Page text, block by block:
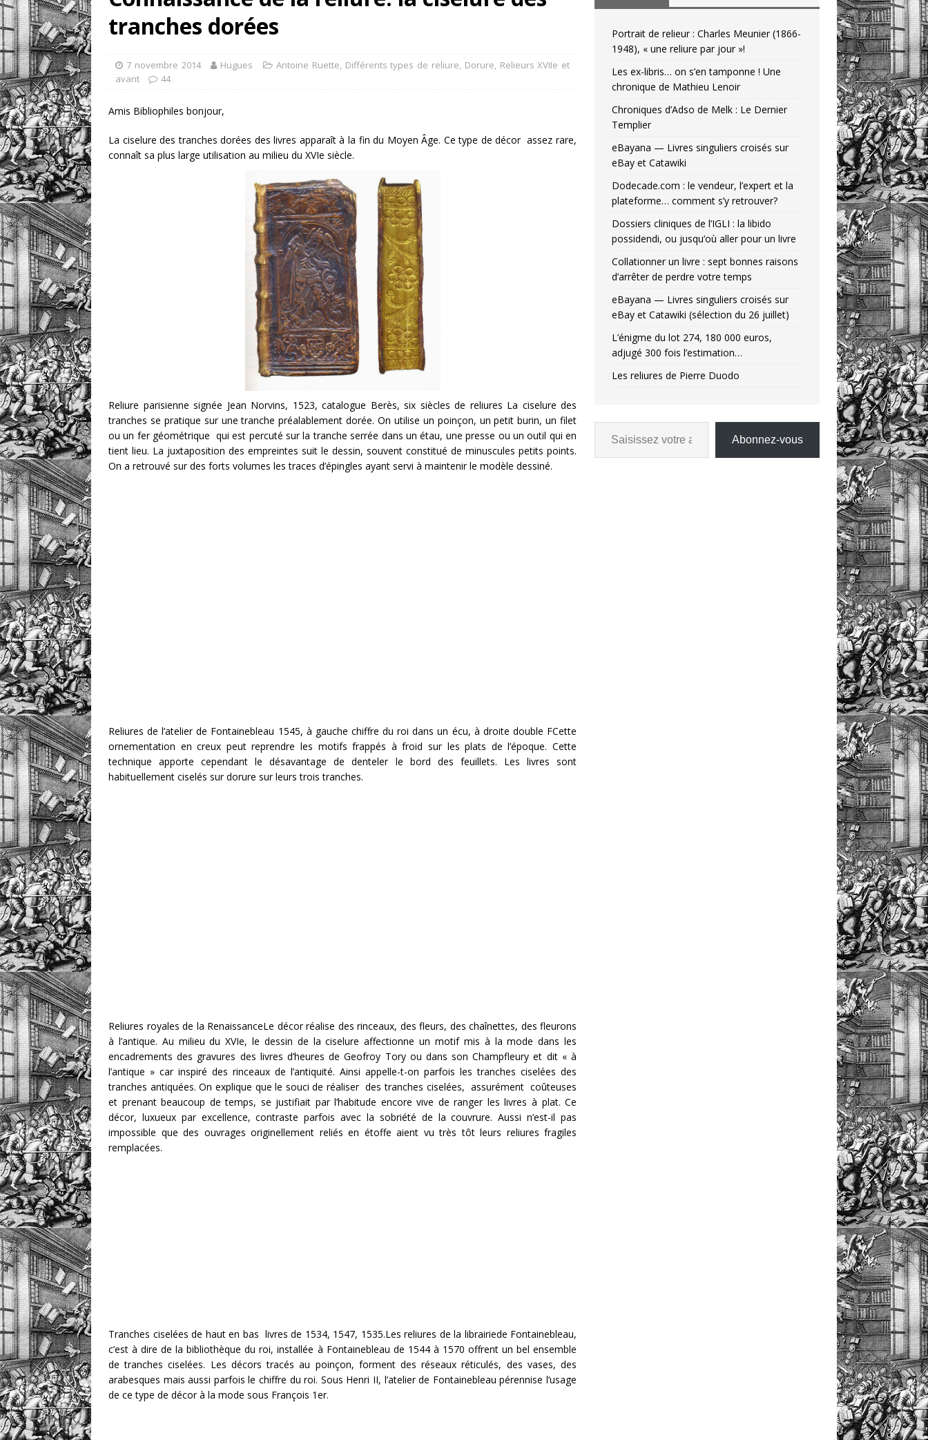
retrouver?
DIVERS
DIVERS
tranches dorées
7 novembre 2014 Hugues Antoine Ruette, Différents types de reliure, Dorure, Relieurs XVIIe et
avant
44
Amis Bibliophiles bonjour,
La ciselure des tranches dorées des livres apparaît à la fin du Moyen Âge. Ce type de décor assez rare,
connaît sa plus large utilisation au milieu du XVIe siècle.
Reliure parisienne signée Jean Norvins, 1523, catalogue Berès, six siècles de reliures La ciselure des
tranches se pratique sur une tranche préalablement dorée. On utilise un poinçon, un petit burin, un filet
ou un fer géométrique qui est percuté sur la tranche serrée dans un étau, une presse ou un outil qui en
tient lieu. La juxtaposition des empreintes suit le dessin, souvent constitué de minuscules petits points.
On a retrouvé sur des forts volumes les traces d’épingles ayant servi à maintenir le modèle dessiné.
Reliures de l’atelier de Fontainebleau 1545, à gauche chiffre du roi dans un écu, à droite double FCette
ornementation en creux peut reprendre les motifs frappés à froid sur les plats de l’époque. Cette
technique apporte cependant le désavantage de denteler le bord des feuillets. Les livres sont
habituellement ciselés sur dorure sur leurs trois tranches.
Reliures royales de la RenaissanceLe décor réalise des rinceaux, des fleurs, des chaînettes, des fleurons
à l’antique. Au milieu du XVIe, le dessin de la ciselure affectionne un motif mis à la mode dans les
encadrements des gravures des livres d’heures de Geofroy Tory ou dans son Champfleury et dit « à
l’antique » car inspiré des rinceaux de l’antiquité. Ainsi appelle-t-on parfois les tranches ciselées des
tranches antiquées. On explique que le souci de réaliser des tranches ciselées, assurément coûteuses
et prenant beaucoup de temps, se justifiait par l’habitude encore vive de ranger les livres à plat. Ce
décor, luxueux par excellence, contraste parfois avec la sobriété de la couvrure. Aussi n’est-il pas
impossible que des ouvrages originellement reliés en étoffe aient vu très tôt leurs reliures fragiles
remplacées.
Tranches ciselées de haut en bas livres de 1534, 1547, 1535.Les reliures de la librairiede Fontainebleau,
c’est à dire de la bibliothèque du roi, installée à Fontainebleau de 1544 à 1570 offrent un bel ensemble
de tranches ciselées. Les décors tracés au poinçon, forment des réseaux réticulés, des vases, des
arabesques mais aussi parfois le chiffre du roi. Sous Henri II, l’atelier de Fontainebleau pérennise l’usage
de ce type de décor à la mode sous François 1er.
Portrait de relieur : Charles Meunier (1866-
1948), « une reliure par jour »!
Les ex-libris… on s’en tamponne ! Une
chronique de Mathieu Lenoir
Chroniques d’Adso de Melk : Le Dernier
Templier
eBayana — Livres singuliers croisés sur
eBay et Catawiki
Dodecade.com : le vendeur, l’expert et la
plateforme… comment s’y retrouver?
Dossiers cliniques de l’IGLI : la libido
possidendi, ou jusqu’où aller pour un livre
Collationner un livre : sept bonnes raisons
d’arrêter de perdre votre temps
eBayana — Livres singuliers croisés sur
eBay et Catawiki (sélection du 26 juillet)
L’énigme du lot 274, 180 000 euros,
adjugé 300 fois l’estimation…
Les reliures de Pierre Duodo
Abonnez-vous